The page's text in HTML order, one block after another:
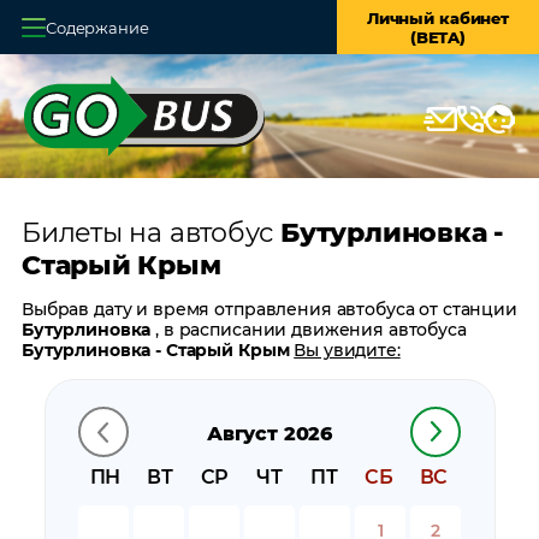
Содержание
Личный кабинет
(BETA)
Главная
О системе
Оплата и доставка
Возврат билетов
Заказ автобуса
Контакты
Билеты на автобус Бутурлиновка -
Старый Крым
Август 2026
ПН
ВТ СР ЧТ ПТ СБ ВС
1 2
Выбрав дату и время отправления автобуса от станции
Бутурлиновка, в расписании движения автобуса
Бутурлиновка - Старый Крым Вы увидите:
время прибытия
время в пути
цену билета